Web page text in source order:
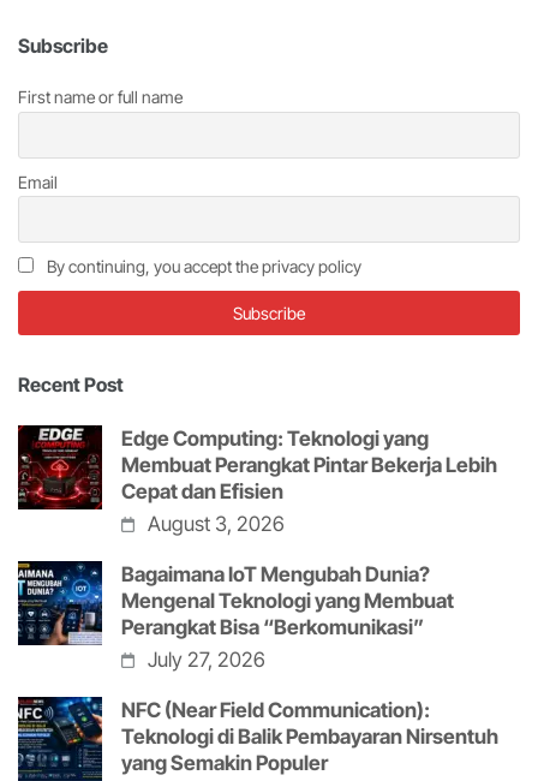
Subscribe
First name or full name
Email
By continuing, you accept the privacy policy
Recent Post
Edge Computing: Teknologi yang
Membuat Perangkat Pintar Bekerja Lebih
Cepat dan Efisien
August 3, 2026
Bagaimana IoT Mengubah Dunia?
Mengenal Teknologi yang Membuat
Perangkat Bisa “Berkomunikasi”
July 27, 2026
NFC (Near Field Communication):
Teknologi di Balik Pembayaran Nirsentuh
yang Semakin Populer